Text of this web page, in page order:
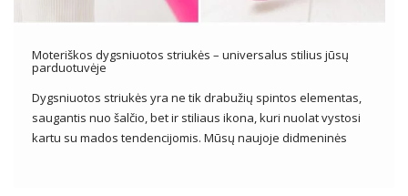
Moteriškos dygsniuotos striukės – universalus stilius jūsų
parduotuvėje
Dygsniuotos striukės yra ne tik drabužių spintos elementas,
saugantis nuo šalčio, bet ir stiliaus ikona, kuri nuolat vystosi
kartu su mados tendencijomis. Mūsų naujoje didmeninės